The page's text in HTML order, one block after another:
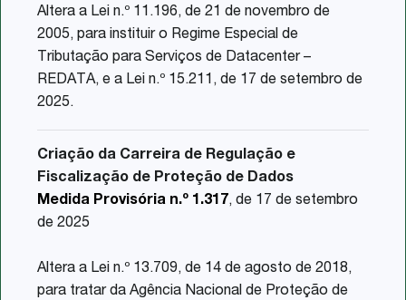
Altera a Lei n.º 11.196, de 21 de novembro de
2005, para instituir o Regime Especial de
Tributação para Serviços de Datacenter –
REDATA, e a Lei n.º 15.211, de 17 de setembro de
2025.
Criação da Carreira de Regulação e
Fiscalização de Proteção de Dados
Medida Provisória n.º 1.317, de 17 de setembro
de 2025
Altera a Lei n.º 13.709, de 14 de agosto de 2018,
para tratar da Agência Nacional de Proteção de